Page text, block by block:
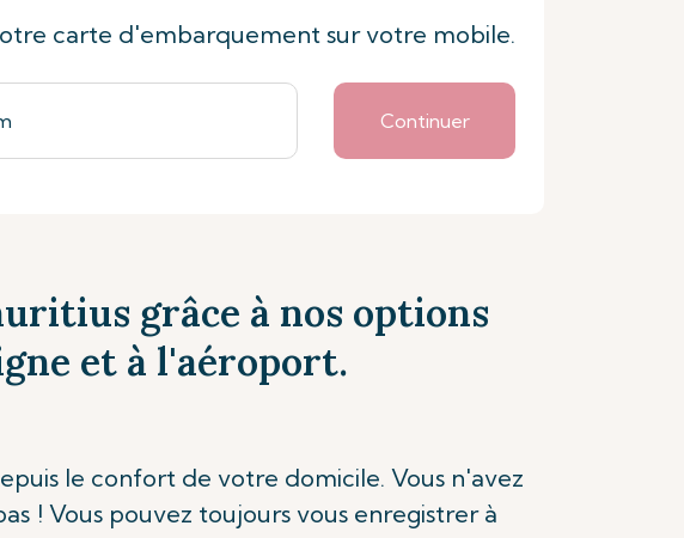
carte d'embarquement sur votre mobile.
Continuer
grâce à nos options
et à l'aéroport.
le confort de votre domicile. Vous n'avez
! Vous pouvez toujours vous enregistrer à